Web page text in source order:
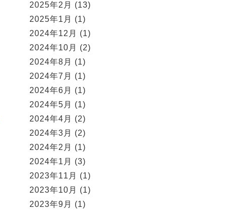
2025年2月
(13)
2025年1月
(1)
2024年12月
(1)
2024年10月
(2)
2024年8月
(1)
2024年7月
(1)
2024年6月
(1)
2024年5月
(1)
2024年4月
(2)
2024年3月
(2)
2024年2月
(1)
2024年1月
(3)
2023年11月
(1)
2023年10月
(1)
2023年9月
(1)